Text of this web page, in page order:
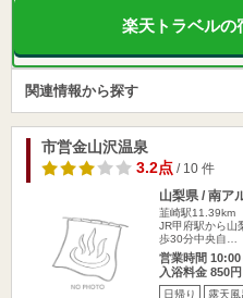
楽天トラベルの
関連情報から探す
市営金山沢温泉
3.2点/ 10 件
山梨県 / 南ア
韮崎駅11.39km
JR甲府駅から山
歩30分中央自…
営業時間
入浴料金 850円
日帰り 露天風